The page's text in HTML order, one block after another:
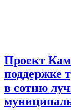
Проект
поддержке
в сотню